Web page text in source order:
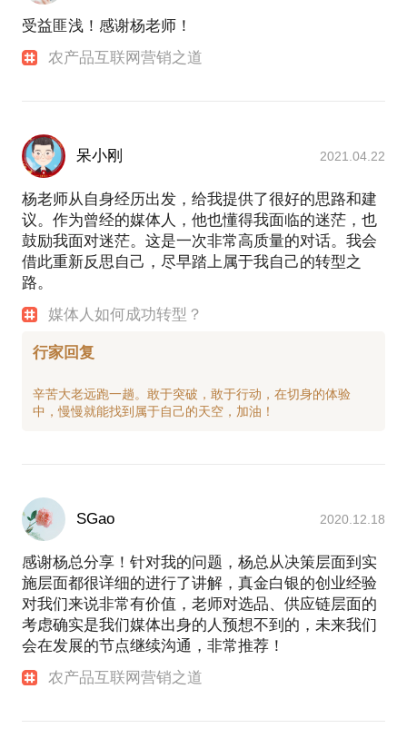
受益匪浅！感谢杨老师！
农产品互联网营销之道
呆小刚 2021.04.22
杨老师从自身经历出发，给我提供了很好的思路和建
议。作为曾经的媒体人，他也懂得我面临的迷茫，也
鼓励我面对迷茫。这是一次非常高质量的对话。我会
借此重新反思自己，尽早踏上属于我自己的转型之
路。
媒体人如何成功转型？
行家回复
辛苦大老远跑一趟。敢于突破，敢于行动，在切身的体验
SGao 2020.12.18
感谢杨总分享！针对我的问题，杨总从决策层面到实
施层面都很详细的进行了讲解，真金白银的创业经验
对我们来说非常有价值，老师对选品、供应链层面的
考虑确实是我们媒体出身的人预想不到的，未来我们
会在发展的节点继续沟通，非常推荐！
农产品互联网营销之道